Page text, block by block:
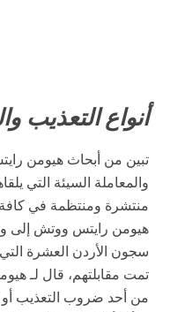
أنواع التعذيب
والمعاملة السيئة التي
منتشرة ومنتظمة في
هيومن رايتس ووتش إلى
من أحد ضروب التعذيب أو